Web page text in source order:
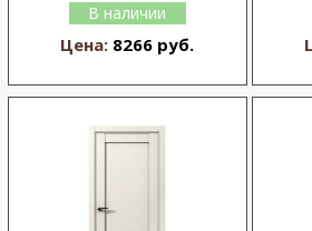
В наличии
Цена: 8266 руб.